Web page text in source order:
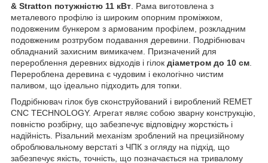
& Stratton потужністю 11 кВт . Рама виготовлена з
металевого профілю із широким опорним проміжком,
подовженим бункером з армованим профілем, розкладним
подовженим розтрубом подавання деревини. Подрібнювач
обладнаний захисним вимикачем. Призначений для
перероблення деревних відходів і гілок діаметром до 10 см
Перероблена деревина є чудовим і екологічно чистим
паливом, що ідеально підходить для топки.
Подрібнювач гілок був сконструйований і вироблений REMET
CNC TECHNOLOGY. Агрегат являє собою зварну конструкцію,
повністю розбірну, що забезпечує відповідну жорсткість і
надійність. Різальний механізм зроблений на прецизійному
оброблювальному верстаті з ЧПК з огляду на підхід, що
забезпечує якість, точність, що позначається на тривалому